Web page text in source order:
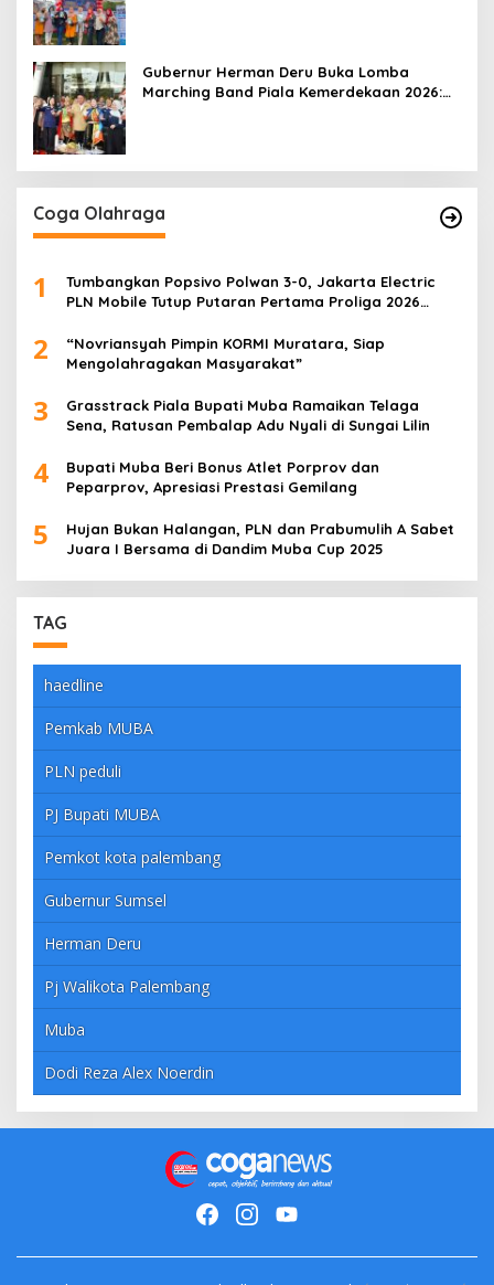
Gubernur Herman Deru Buka Lomba
Marching Band Piala Kemerdekaan 2026:
Coga Olahraga
1
Tumbangkan Popsivo Polwan 3-0, Jakarta Electric
PLN Mobile Tutup Putaran Pertama Proliga 2026
2
“Novriansyah Pimpin KORMI Muratara, Siap
Mengolahragakan Masyarakat”
3
Grasstrack Piala Bupati Muba Ramaikan Telaga
Sena, Ratusan Pembalap Adu Nyali di Sungai Lilin
4
Bupati Muba Beri Bonus Atlet Porprov dan
Peparprov, Apresiasi Prestasi Gemilang
5
Hujan Bukan Halangan, PLN dan Prabumulih A Sabet
Juara I Bersama di Dandim Muba Cup 2025
TAG
haedline
Pemkab MUBA
PLN peduli
PJ Bupati MUBA
Pemkot kota palembang
Gubernur Sumsel
Herman Deru
Pj Walikota Palembang
Muba
Dodi Reza Alex Noerdin